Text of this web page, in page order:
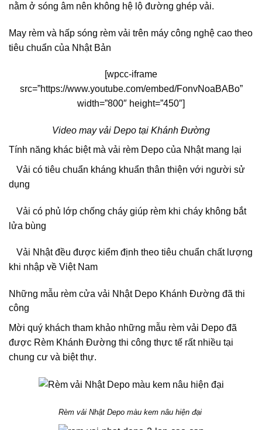
nằm ở sóng âm nên không hệ lộ đường ghép vải.
May rèm và hấp sóng rèm vải trên máy công nghệ cao theo
tiêu chuẩn của Nhật Bản
[wpcc-iframe
src=”https://www.youtube.com/embed/FonvNoaBABo”
width=”800″ height=”450″]
Video may vải Depo tại Khánh Đường
Tính năng khác biệt mà vải rèm Depo của Nhật mang lại
Vải có tiêu chuẩn kháng khuẩn thân thiện với người sử
dụng
Vải có phủ lớp chống cháy giúp rèm khi cháy không bắt
lửa bùng
Vải Nhật đều được kiểm định theo tiêu chuẩn chất lượng
khi nhập về Việt Nam
Những mẫu rèm cửa vải Nhật Depo Khánh Đường đã thi
công
Mời quý khách tham khảo những mẫu rèm vải Depo đã
được Rèm Khánh Đường thi công thực tế rất nhiều tại
chung cư và biệt thự.
Rèm vải Nhật Depo màu kem nâu hiện đại